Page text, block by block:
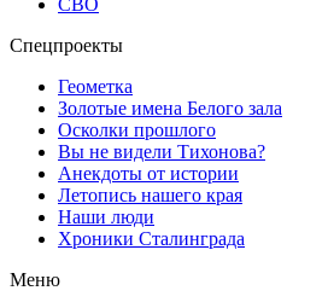
Спецпроекты
Геометка
Золотые имена Белого зала
Осколки прошлого
Вы не видели Тихонова?
Анекдоты от истории
Летопись нашего края
Наши люди
Хроники Сталинграда
Меню